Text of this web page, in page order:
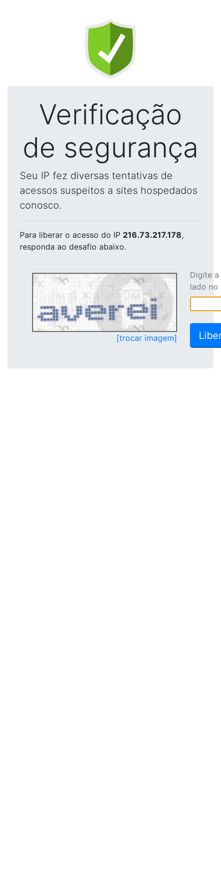
Verificação
de segurança
Seu IP fez diversas tentativas de
acessos suspeitos a sites hospedados
conosco.
Para liberar o acesso do IP 216.73.217.178,
responda ao desafio abaixo.
[trocar imagem]
Digite
lado no